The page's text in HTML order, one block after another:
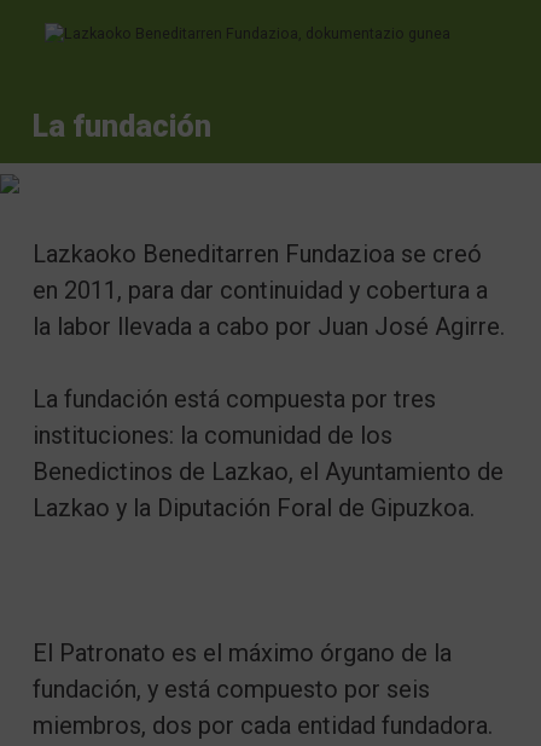
Ir directamente al contenido
La fundación
Lazkaoko Beneditarren Fundazioa se creó
en 2011, para dar continuidad y cobertura a
la labor llevada a cabo por Juan José Agirre.
La fundación está compuesta por tres
instituciones: la comunidad de los
Benedictinos de Lazkao, el Ayuntamiento de
Lazkao y la Diputación Foral de Gipuzkoa.
El Patronato es el máximo órgano de la
fundación, y está compuesto por seis
miembros, dos por cada entidad fundadora.